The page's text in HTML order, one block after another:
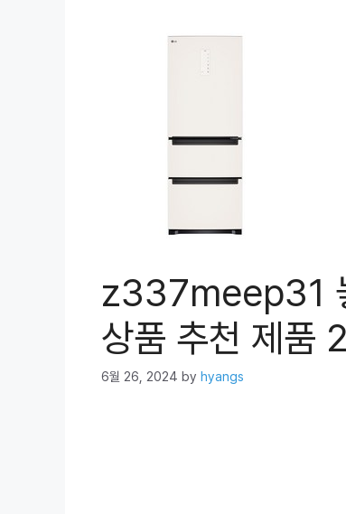
z337meep31
상품 추천 제품
6월 26, 2024 by hyangs